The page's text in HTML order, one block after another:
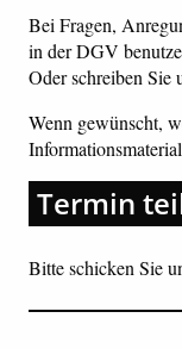
Bei Fragen,
in der DGV
Oder schreiben Sie
Wenn gewünscht,
Termin
Bitte schicken Sie